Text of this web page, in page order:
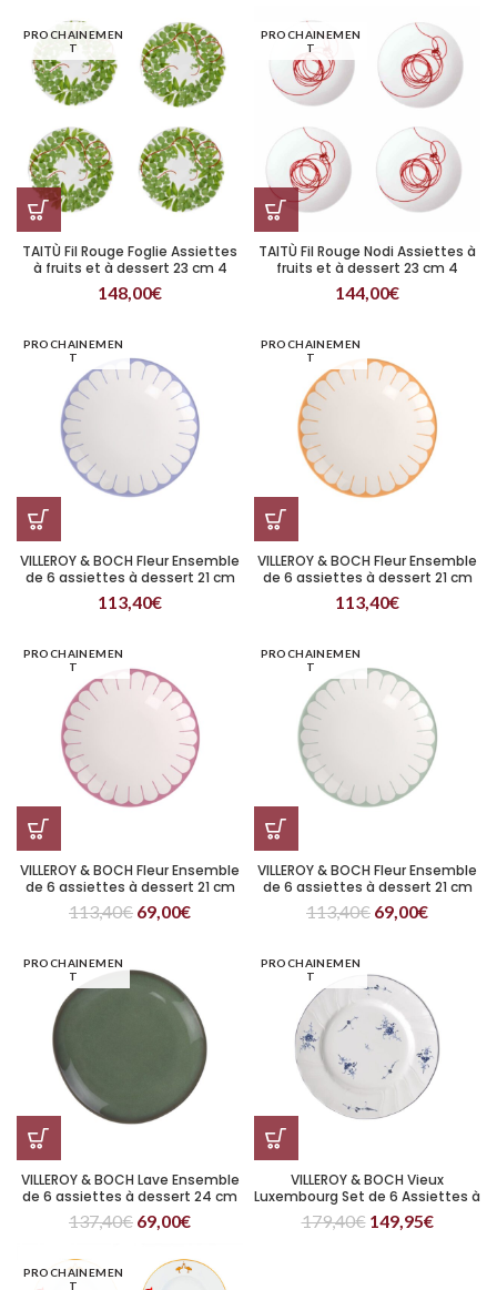
PROCHAINEMEN
T
TAITÙ Fil Rouge Foglie Assiettes
à fruits et à dessert 23 cm 4
pièces
148,00€
PROCHAINEMEN
T
TAITÙ Fil Rouge Nodi Assiettes à
fruits et à dessert 23 cm 4
144,00€
PROCHAINEMEN
T
VILLEROY & BOCH Fleur Ensemble
de 6 assiettes à dessert 21 cm
Bleu
113,40€
PROCHAINEMEN
T
VILLEROY & BOCH Fleur Ensemble
de 6 assiettes à dessert 21 cm
Jaune
113,40€
PROCHAINEMEN
T
VILLEROY & BOCH Fleur Ensemble
de 6 assiettes à dessert 21 cm
Rose
113,40€ 69,00€
PROCHAINEMEN
T
VILLEROY & BOCH Fleur Ensemble
de 6 assiettes à dessert 21 cm
Vert
113,40€ 69,00€
PROCHAINEMEN
T
VILLEROY & BOCH Lave Ensemble
de 6 assiettes à dessert 24 cm
Vert
137,40€ 69,00€
PROCHAINEMEN
T
VILLEROY & BOCH Vieux
Luxembourg Set de 6 Assiettes à
dessert 21 cm
179,40€ 149,95€
PROCHAINEMEN
T